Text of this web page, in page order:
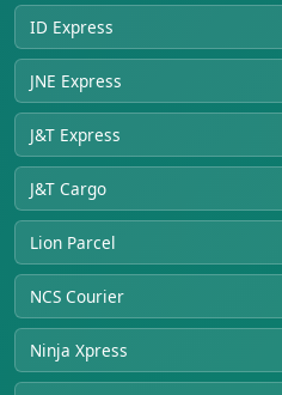
ID Express
JNE Express
J&T Express
J&T Cargo
Lion Parcel
NCS Courier
Ninja Xpress